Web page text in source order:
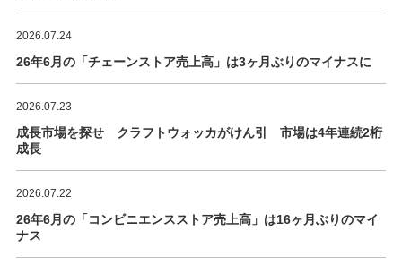
2026.07.24
26年6月の「チェーンストア売上高」は3ヶ月ぶりのマイナスに
2026.07.23
成長市場を探せ クラフトウォッカがけん引 市場は4年連続2桁
成長
2026.07.22
26年6月の「コンビニエンスストア売上高」は16ヶ月ぶりのマイ
ナス